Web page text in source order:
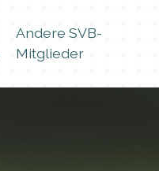
Andere SVB-
Mitglieder